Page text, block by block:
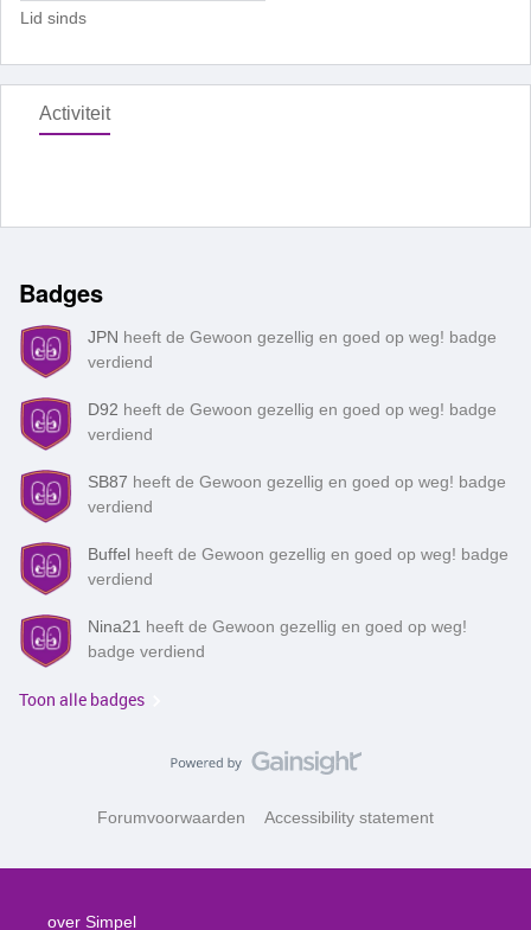
Lid sinds
Activiteit
Badges
JPN heeft de Gewoon gezellig en goed op weg! badge
verdiend
D92 heeft de Gewoon gezellig en goed op weg! badge
verdiend
SB87 heeft de Gewoon gezellig en goed op weg! badge
verdiend
Buffel heeft de Gewoon gezellig en goed op weg! badge
verdiend
Nina21 heeft de Gewoon gezellig en goed op weg!
badge verdiend
Toon alle badges
Forumvoorwaarden Accessibility statement
over Simpel